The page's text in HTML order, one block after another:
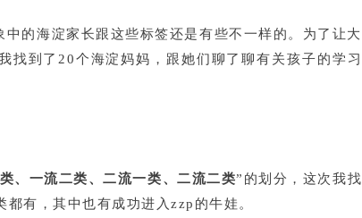
的海淀家长跟这些标签还是有些不一样的。为了让大
找到了20个海淀妈妈，跟她们聊了聊有关孩子的学习
、一流二类、二流一类、二流二类”的划分，这次我找
有，其中也有成功进入zzp的牛娃。